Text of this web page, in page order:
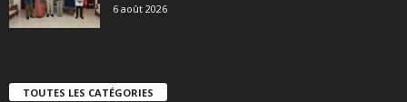
6 août 2026
TOUTES LES CATÉGORIES